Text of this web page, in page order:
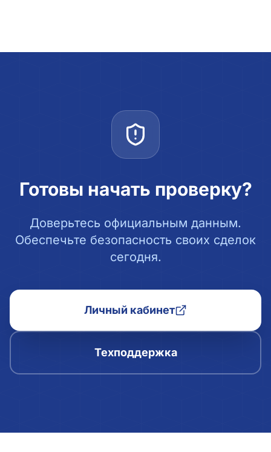
Готовы начать проверку?
Доверьтесь официальным данным.
Обеспечьте безопасность своих сделок
сегодня.
Личный кабинет
Техподдержка